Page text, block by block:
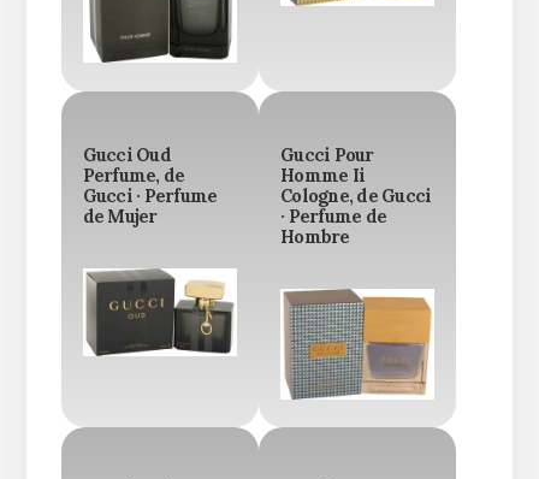
Gucci Oud
Perfume, de
Gucci · Perfume
de Mujer
Gucci Pour
Homme Ii
Cologne, de Gucci
· Perfume de
Hombre